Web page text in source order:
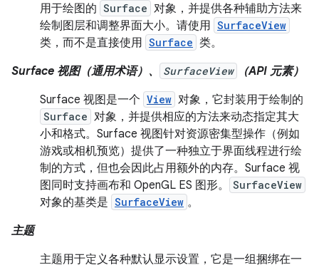
用于绘图的 Surface 对象，并提供各种辅助方法来
绘制图层和调整界面大小。请使用 SurfaceView
类，而不是直接使用 Surface 类。
Surface 视图（通用术语）、
SurfaceView
（API 元素）
Surface 视图是一个 View 对象，它封装用于绘制的
Surface 对象，并提供相应的方法来动态指定其大
小和格式。Surface 视图针对资源密集型操作（例如
游戏或相机预览）提供了一种独立于界面线程进行绘
制的方式，但也会因此占用额外的内存。Surface 视
图同时支持画布和 OpenGL ES 图形。
SurfaceView
对象的基类是 SurfaceView 。
主题
主题用于定义各种默认显示设置，它是一组捆绑在一